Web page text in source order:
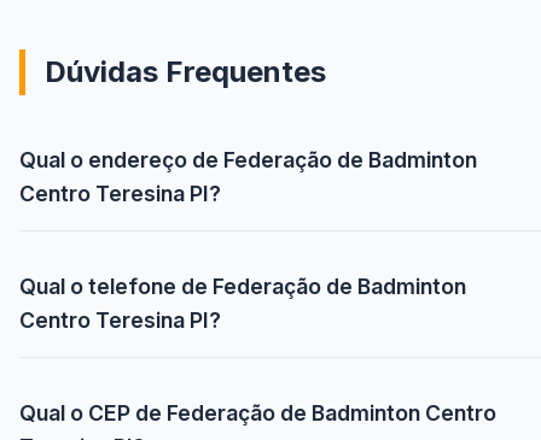
Dúvidas Frequentes
Qual o endereço de Federação de Badminton
Centro Teresina PI?
Qual o telefone de Federação de Badminton
Centro Teresina PI?
Qual o CEP de Federação de Badminton Centro